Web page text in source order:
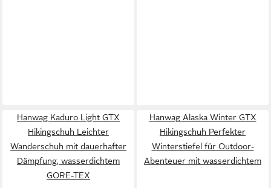
Hanwag Kaduro Light GTX
Hikingschuh Leichter
Wanderschuh mit dauerhafter
Dämpfung, wasserdichtem
GORE-TEX
Hanwag Alaska Winter GTX
Hikingschuh Perfekter
Winterstiefel für Outdoor-
Abenteuer mit wasserdichtem